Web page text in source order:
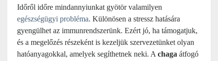
Időről időre mindannyiunkat gyötör valamilyen
egészségügyi probléma. Különösen a stressz hatására
gyengülhet az immunrendszerünk. Ezért jó, ha támogatjuk,
és a megelőzés részeként is kezeljük szervezetünket olyan
hatóanyagokkal, amelyek segíthetnek neki. A chaga átfogó